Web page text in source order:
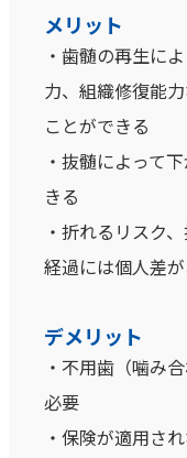
メリット
・歯髄の再生に
力、組織修復能
ことができる
・抜髄によって
きる
・折れるリスク
経過には個人差が
デメリット
・不用歯（噛み
必要
・保険が適用さ